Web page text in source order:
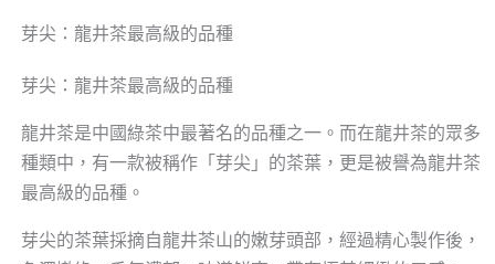
芽尖：龍井茶最高級的品種
芽尖：龍井茶最高級的品種
龍井茶是中國綠茶中最著名的品種之一。而在龍井茶的眾多
種類中，有一款被稱作「芽尖」的茶葉，更是被譽為龍井茶
最高級的品種。
芽尖的茶葉採摘自龍井茶山的嫩芽頭部，經過精心製作後，